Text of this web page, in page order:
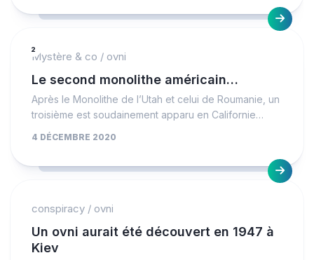
2
Mystère & co / ovni
Le second monolithe américain…
Après le Monolithe de l’Utah et celui de Roumanie, un
troisième est soudainement apparu en Californie…
4 DÉCEMBRE 2020
conspiracy / ovni
Un ovni aurait été découvert en 1947 à
Kiev